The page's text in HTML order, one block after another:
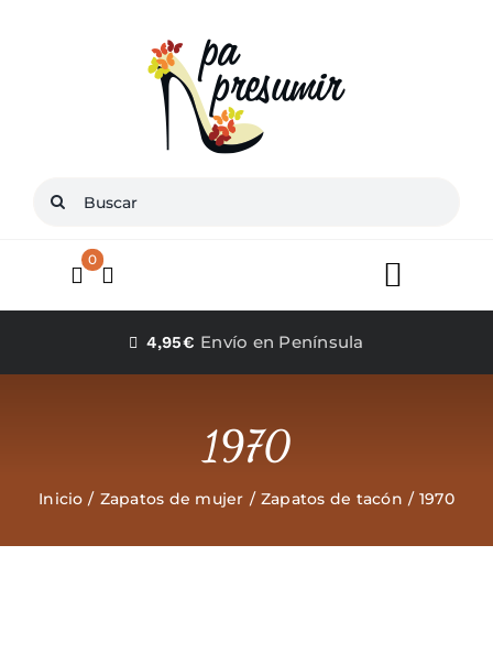
Buscar:
Toggle
Inicio
0
4,95€ Envío en Península
1970
Inicio Zapatos de mujer Zapatos de tacón 1970